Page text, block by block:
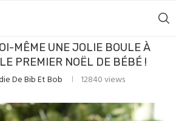
MÊME UNE JOLIE BOULE À
PREMIER NOËL DE BÉBÉ !
De Bib Et Bob 12840views